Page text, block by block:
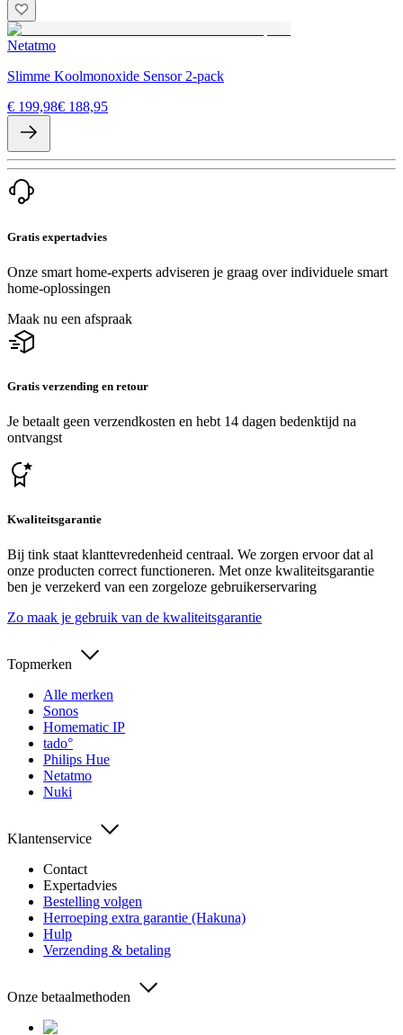
Netatmo
Slimme Koolmonoxide Sensor 2-pack
€ 199,98€ 188,95
Gratis expertadvies
Onze smart home-experts adviseren je graag over individuele smart
home-oplossingen
Maak nu een afspraak
Gratis verzending en retour
Je betaalt geen verzendkosten en hebt 14 dagen bedenktijd na
ontvangst
Kwaliteitsgarantie
Bij tink staat klanttevredenheid centraal. We zorgen ervoor dat al
onze producten correct functioneren. Met onze kwaliteitsgarantie
ben je verzekerd van een zorgeloze gebruikerservaring
Zo maak je gebruik van de kwaliteitsgarantie
Topmerken
Alle merken
Sonos
Homematic IP
tado°
Philips Hue
Netatmo
Nuki
Klantenservice
Contact
Expertadvies
Bestelling volgen
Herroeping extra garantie (Hakuna)
Hulp
Verzending & betaling
Onze betaalmethoden